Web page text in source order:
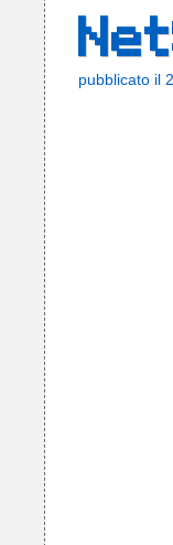
pubblicato il